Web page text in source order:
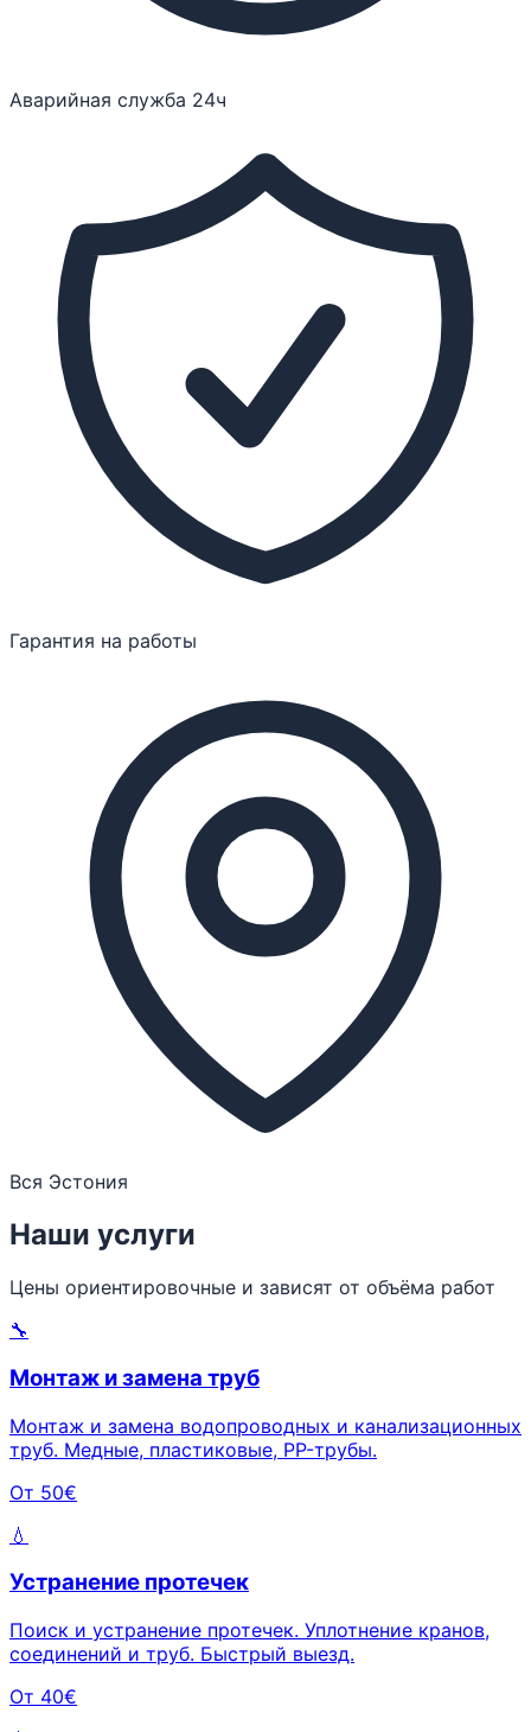
Аварийная служба 24ч
Гарантия на работы
Вся Эстония
Наши услуги
Цены ориентировочные и зависят от объёма работ
🔧
Монтаж и замена труб
Монтаж и замена водопроводных и канализационных
труб. Медные, пластиковые, PP-трубы.
От 50€
💧
Устранение протечек
Поиск и устранение протечек. Уплотнение кранов,
соединений и труб. Быстрый выезд.
От 40€